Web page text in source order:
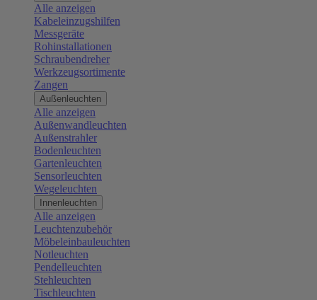
Alle anzeigen
Kabeleinzugshilfen
Messgeräte
Rohinstallationen
Schraubendreher
Werkzeugsortimente
Zangen
Außenleuchten
Alle anzeigen
Außenwandleuchten
Außenstrahler
Bodenleuchten
Gartenleuchten
Sensorleuchten
Wegeleuchten
Innenleuchten
Alle anzeigen
Leuchtenzubehör
Möbeleinbauleuchten
Notleuchten
Pendelleuchten
Stehleuchten
Tischleuchten